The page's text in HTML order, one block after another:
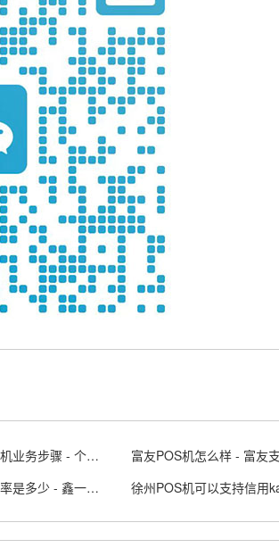
个人怎么办理正规POS机业务步骤 - 个人pos机申请流程
富友POS机怎么样 - 富友
鑫一付POS机云闪付费率是多少 - 鑫一付APP